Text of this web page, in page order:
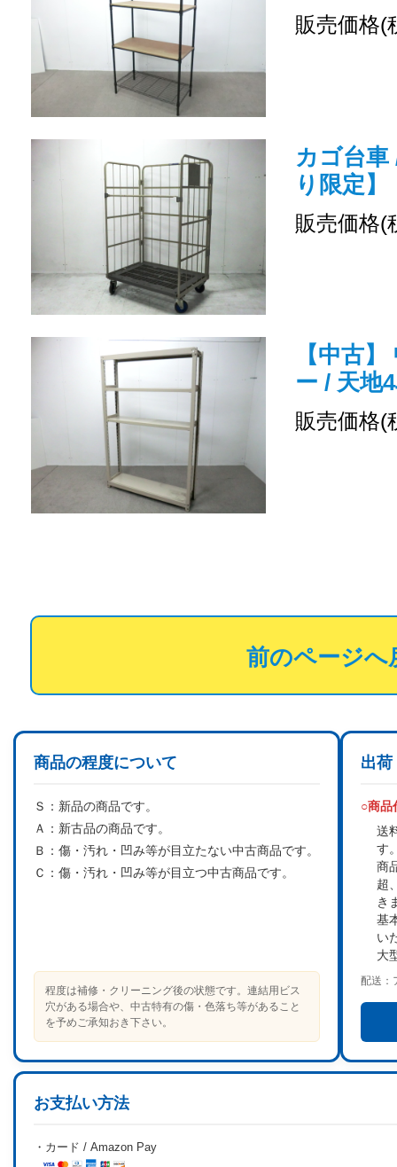
販売価格(
カゴ台
り限定】
販売価格(
【中古
ー / 天地
販売価格(
前のページへ
商品の程度について
Ｓ： 新品の商品です。
Ａ： 新古品の商品です。
Ｂ： 傷・汚れ・凹み等が目立たない中古商品です。
Ｃ： 傷・汚れ・凹み等が目立つ中古商品です。
程度は補修・クリーニング後の状態です。連結用ビス
穴がある場合や、中古特有の傷・色落ち等があること
を予めご承知おき下さい。
出荷
○商品
送
す
商
超
き
基
い
大
配送：
お支払い方法
・カード / Amazon Pay